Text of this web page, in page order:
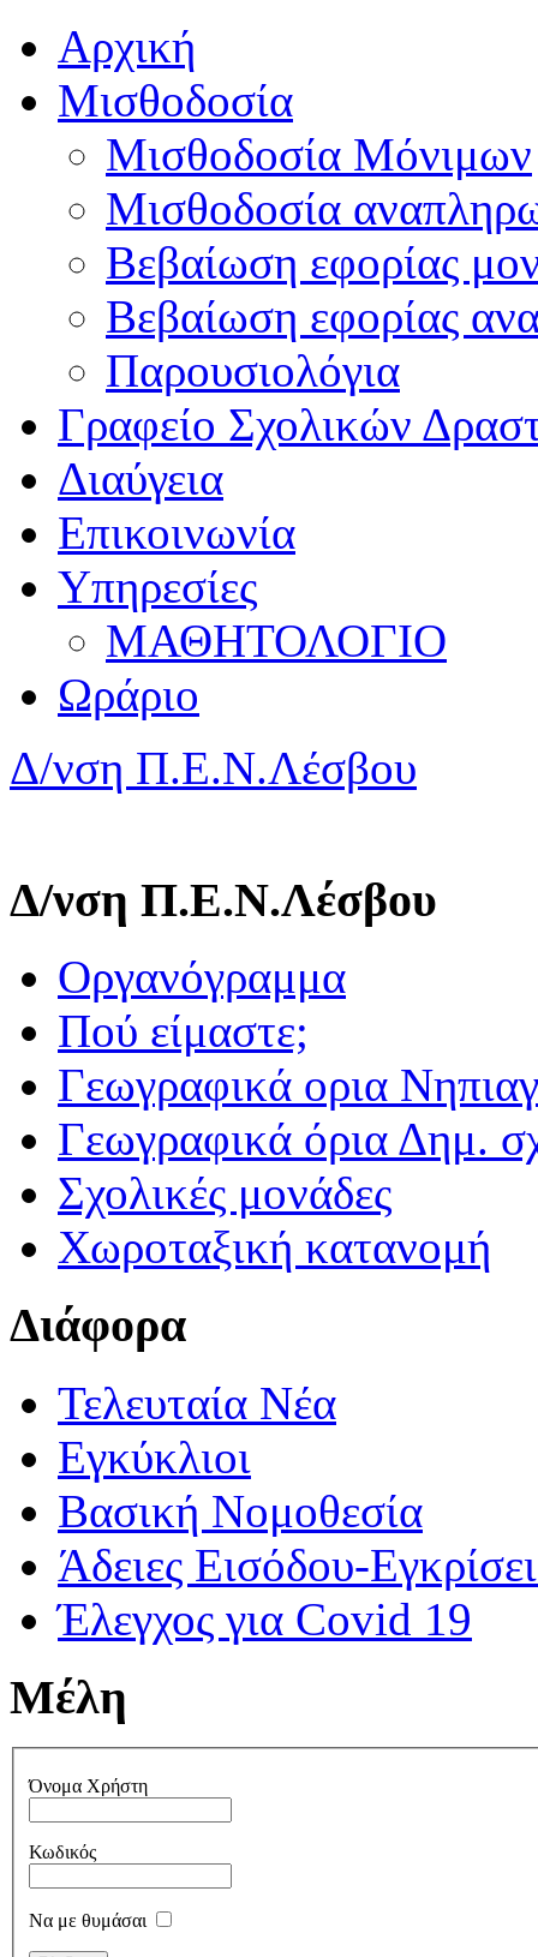
Αρχική
Μισθοδοσία
Μισθοδοσία Μόνιμων
Μισθοδοσία
Βεβαίωση εφορίας
Βεβαίωση εφορίας
Παρουσιολόγια
Γραφείο Σχολικών
Διαύγεια
Επικοινωνία
Υπηρεσίες
ΜΑΘΗΤΟΛΟΓΙΟ
Ωράριο
Δ/νση Π.Ε.Ν.Λέσβου
Δ/νση Π.Ε.Ν.Λέσβου
Οργανόγραμμα
Πού είμαστε;
Γεωγραφικά ορια
Γεωγραφικά όρια Δημ.
Σχολικές μονάδες
Χωροταξική κατανομή
Διάφορα
Τελευταία Νέα
Εγκύκλιοι
Βασική Νομοθεσία
Άδειες Εισόδου-
Έλεγχος για Covid 19
Μέλη
Όνομα Χρήστη
Κωδικός
Να με θυμάσαι